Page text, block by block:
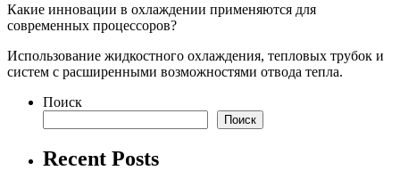
Какие инновации в охлаждении применяются для
современных процессоров?
Использование жидкостного охлаждения, тепловых трубок и
систем с расширенными возможностями отвода тепла.
Поиск
Поиск
Recent Posts